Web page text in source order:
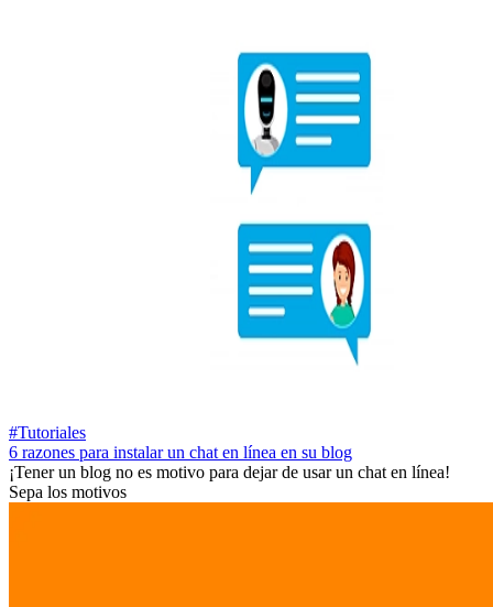
#Tutoriales
6 razones para instalar un chat en línea en su blog
¡Tener un blog no es motivo para dejar de usar un chat en línea!
Sepa los motivos